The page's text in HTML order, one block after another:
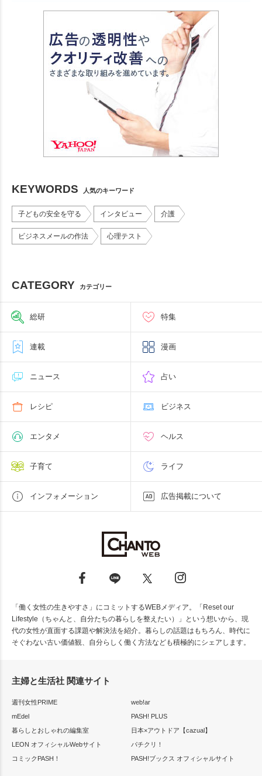
KEYWORDS 人気のキーワード
子どもの安全を守る インタビュー 介護
ビジネスメールの作法 心理テスト
CATEGORY カテゴリー
総研 特集
連載 漫画
ニュース 占い
レシピ ビジネス
エンタメ ヘルス
子育て ライフ
インフォメーション 広告掲載について
「働く女性の生きやすさ」にコミットするWEBメディア。「Reset our
Lifestyle（ちゃんと、自分たちの暮らしを整えたい）」という想いから、現
代の女性が直面する課題や解決法を紹介。暮らしの話題はもちろん、時代に
そぐわない古い価値観、自分らしく働く方法なども積極的にシェアします。
主婦と生活社 関連サイト
週刊女性PRIME
web!ar
mEdel
PASH! PLUS
暮らしとおしゃれの編集室
日本×アウトドア【cazual】
LEON オフィシャルWebサイト
パチクリ！
コミックPASH！
PASH!ブックス オフィシャルサイト